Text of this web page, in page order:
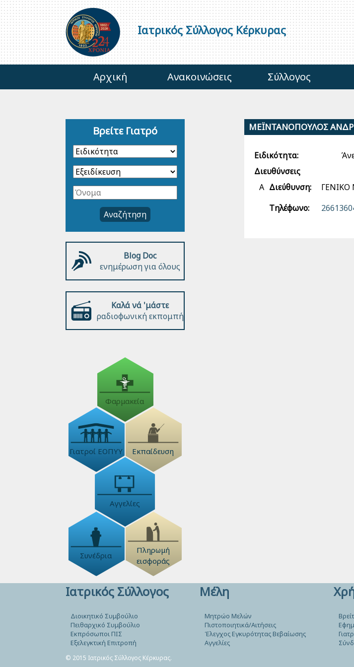
Ιατρικός Σύλλογος Κέρκυρας
Αρχική Ανακοινώσεις Σύλλογος
ΜΕΪΝΤΑΝΟΠΟΥΛΟΣ
Ειδικότητα:
Διευθύνσεις
Α Διεύθυνση:
Τηλέφωνο:
Βρείτε Γιατρό
Αναζήτηση
Blog Doc
ενημέρωση για όλους
Καλά νά 'μάστε
ραδιοφωνική εκπομπή
Φαρμακεία
Γιατροί ΕΟΠΥΥ Εκπαίδευση
Αγγελίες
Συνέδρια
Πληρωμή
εισφοράς
Ιατρικός Σύλλογος
Διοικητικό Συμβούλιο
Πειθαρχικό Συμβούλιο
Εκπρόσωποι ΠΙΣ
Εξελεγκτική Επιτροπή
Μέλη
Μητρώο Μελών
Πιστοποιητικά/Αιτήσεις
Έλεγχος Εγκυρότητας Βεβαίωσης
Αγγελίες
© 2015 Ιατρικός Σύλλογος Κέρκυρας.